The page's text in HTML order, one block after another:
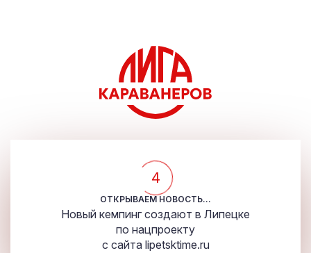
4
ОТКРЫВАЕМ НОВОСТЬ...
Новый кемпинг создают в Липецке
по нацпроекту
с сайта lipetsktime.ru